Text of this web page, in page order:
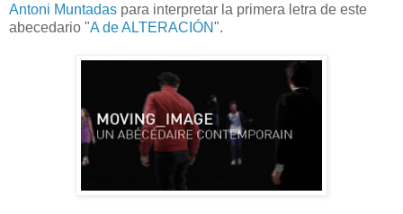
Antoni Muntadas para interpretar la primera letra de este
abecedario "A de ALTERACIÓN".